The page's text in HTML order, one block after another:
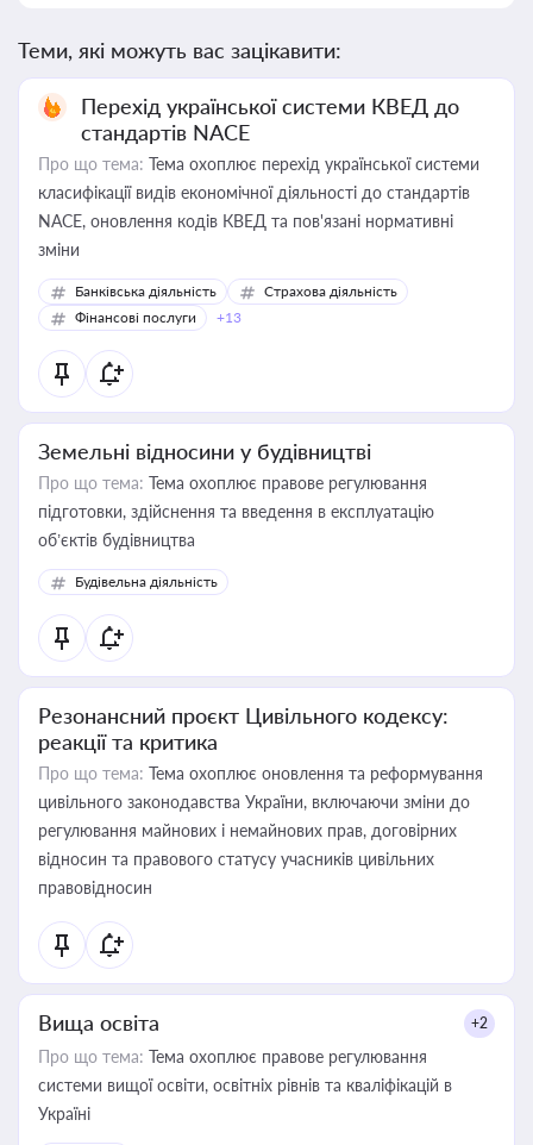
Теми, які можуть вас зацікавити:
Перехід української системи КВЕД до
стандартів NACE
Про що тема: Тема охоплює перехід української системи
класифікації видів економічної діяльності до стандартів
NACE, оновлення кодів КВЕД та пов'язані нормативні
зміни
Банківська діяльність
Страхова діяльність
Фінансові послуги
+13
Земельні відносини у будівництві
Про що тема: Тема охоплює правове регулювання
підготовки, здійснення та введення в експлуатацію
об’єктів будівництва
Будівельна діяльність
Резонансний проєкт Цивільного кодексу:
реакції та критика
Про що тема: Тема охоплює оновлення та реформування
цивільного законодавства України, включаючи зміни до
регулювання майнових і немайнових прав, договірних
відносин та правового статусу учасників цивільних
правовідносин
Вища освіта +2
Про що тема: Тема охоплює правове регулювання
системи вищої освіти, освітніх рівнів та кваліфікацій в
Україні